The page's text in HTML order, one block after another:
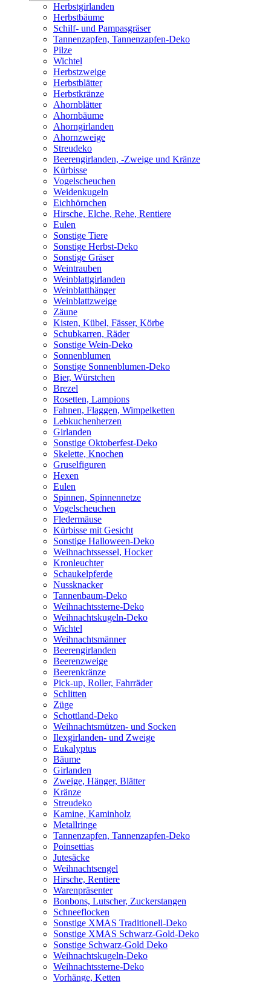
Herbstgirlanden
Herbstbäume
Schilf- und Pampasgräser
Tannenzapfen, Tannenzapfen-Deko
Pilze
Wichtel
Herbstzweige
Herbstblätter
Herbstkränze
Ahornblätter
Ahornbäume
Ahorngirlanden
Ahornzweige
Streudeko
Beerengirlanden, -Zweige und Kränze
Kürbisse
Vogelscheuchen
Weidenkugeln
Eichhörnchen
Hirsche, Elche, Rehe, Rentiere
Eulen
Sonstige Tiere
Sonstige Herbst-Deko
Sonstige Gräser
Weintrauben
Weinblattgirlanden
Weinblatthänger
Weinblattzweige
Zäune
Kisten, Kübel, Fässer, Körbe
Schubkarren, Räder
Sonstige Wein-Deko
Sonnenblumen
Sonstige Sonnenblumen-Deko
Bier, Würstchen
Brezel
Rosetten, Lampions
Fahnen, Flaggen, Wimpelketten
Lebkuchenherzen
Girlanden
Sonstige Oktoberfest-Deko
Skelette, Knochen
Gruselfiguren
Hexen
Eulen
Spinnen, Spinnennetze
Vogelscheuchen
Fledermäuse
Kürbisse mit Gesicht
Sonstige Halloween-Deko
Weihnachtssessel, Hocker
Kronleuchter
Schaukelpferde
Nussknacker
Tannenbaum-Deko
Weihnachtssterne-Deko
Weihnachtskugeln-Deko
Wichtel
Weihnachtsmänner
Beerengirlanden
Beerenzweige
Beerenkränze
Pick-up, Roller, Fahrräder
Schlitten
Züge
Schottland-Deko
Weihnachtsmützen- und Socken
Ilexgirlanden- und Zweige
Eukalyptus
Bäume
Girlanden
Zweige, Hänger, Blätter
Kränze
Streudeko
Kamine, Kaminholz
Metallringe
Tannenzapfen, Tannenzapfen-Deko
Poinsettias
Jutesäcke
Weihnachtsengel
Hirsche, Rentiere
Warenpräsenter
Bonbons, Lutscher, Zuckerstangen
Schneeflocken
Sonstige XMAS Traditionell-Deko
Sonstige XMAS Schwarz-Gold-Deko
Sonstige Schwarz-Gold Deko
Weihnachtskugeln-Deko
Weihnachtssterne-Deko
Vorhänge, Ketten